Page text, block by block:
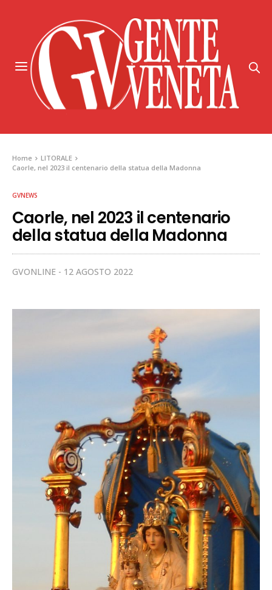
Home
LITORALE
Caorle, nel 2023 il centenario della statua della Madonna
GVNEWS
Caorle, nel 2023 il centenario
della statua della Madonna
GVONLINE 12 AGOSTO 2022